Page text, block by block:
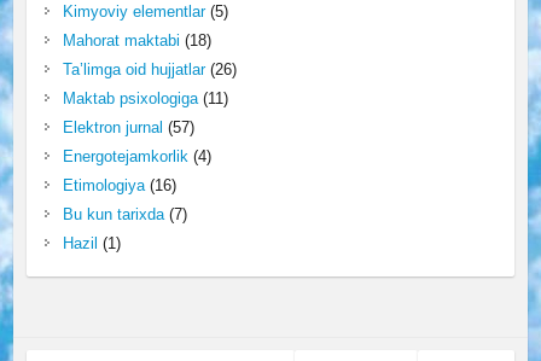
Kimyoviy elementlar(5)
Mahorat maktabi (18)
Ta’limga oid hujjatlar(26)
Maktab psixologiga(11)
Elektron jurnal (57)
Energotejamkorlik (4)
Etimologiya(16)
Bu kun tarixda(7)
Hazil (1)